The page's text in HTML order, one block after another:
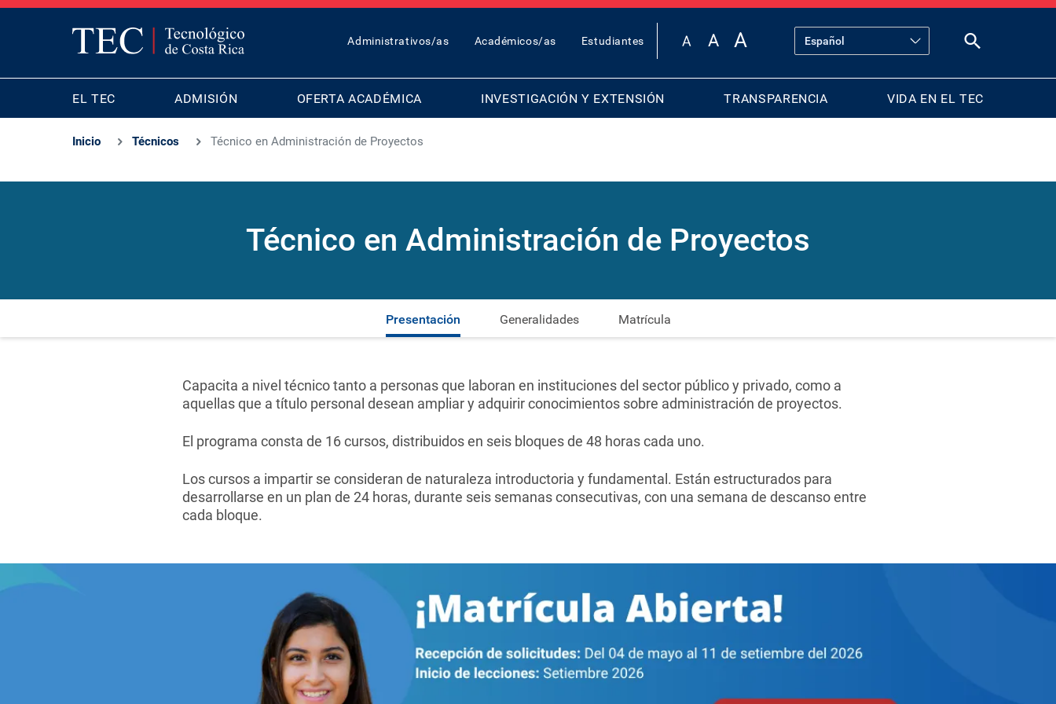
TOP
MENU
Administrativos/as Académicos/as Estudiantes
MAIN
NAVIGATION
EL TEC ADMISIÓN OFERTA ACADÉMICA INVESTIGACIÓN Y EXTENSIÓN TRANSPARENCIA VIDA EN EL TEC
Inicio Técnicos Técnico en Administración de Proyectos
Técnico en Administración de Proyectos
Presentación Generalidades Matrícula
Capacita a nivel técnico tanto a personas que laboran en instituciones del sector público y privado, como a
aquellas que a título personal desean ampliar y adquirir conocimientos sobre administración de proyectos.
El programa consta de 16 cursos, distribuidos en seis bloques de 48 horas cada uno.
Los cursos a impartir se consideran de naturaleza introductoria y fundamental. Están estructurados para
desarrollarse en un plan de 24 horas, durante seis semanas consecutivas, con una semana de descanso entre
cada bloque.